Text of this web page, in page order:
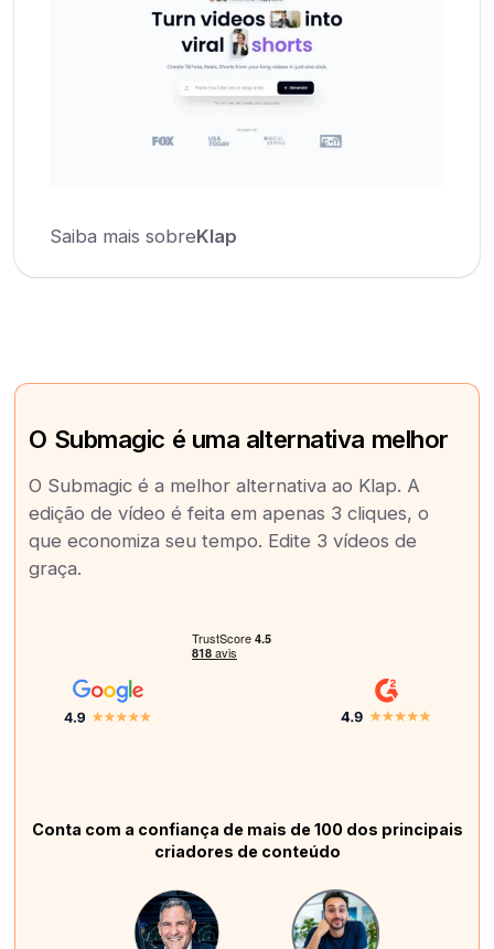
Saiba mais sobreKlap
O Submagic é uma alternativa melhor
O Submagic é a melhor alternativa ao Klap. A
edição de vídeo é feita em apenas 3 cliques, o
que economiza seu tempo. Edite 3 vídeos de
graça.
Conta com a confiança de mais de 100 dos principais
criadores de conteúdo